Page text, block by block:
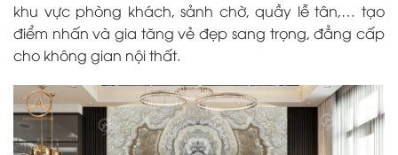
khu vực phòng khách, sảnh chờ, quầy lễ tân,… tạo
điểm nhấn và gia tăng vẻ đẹp sang trọng, đẳng cấp
cho không gian nội thất.